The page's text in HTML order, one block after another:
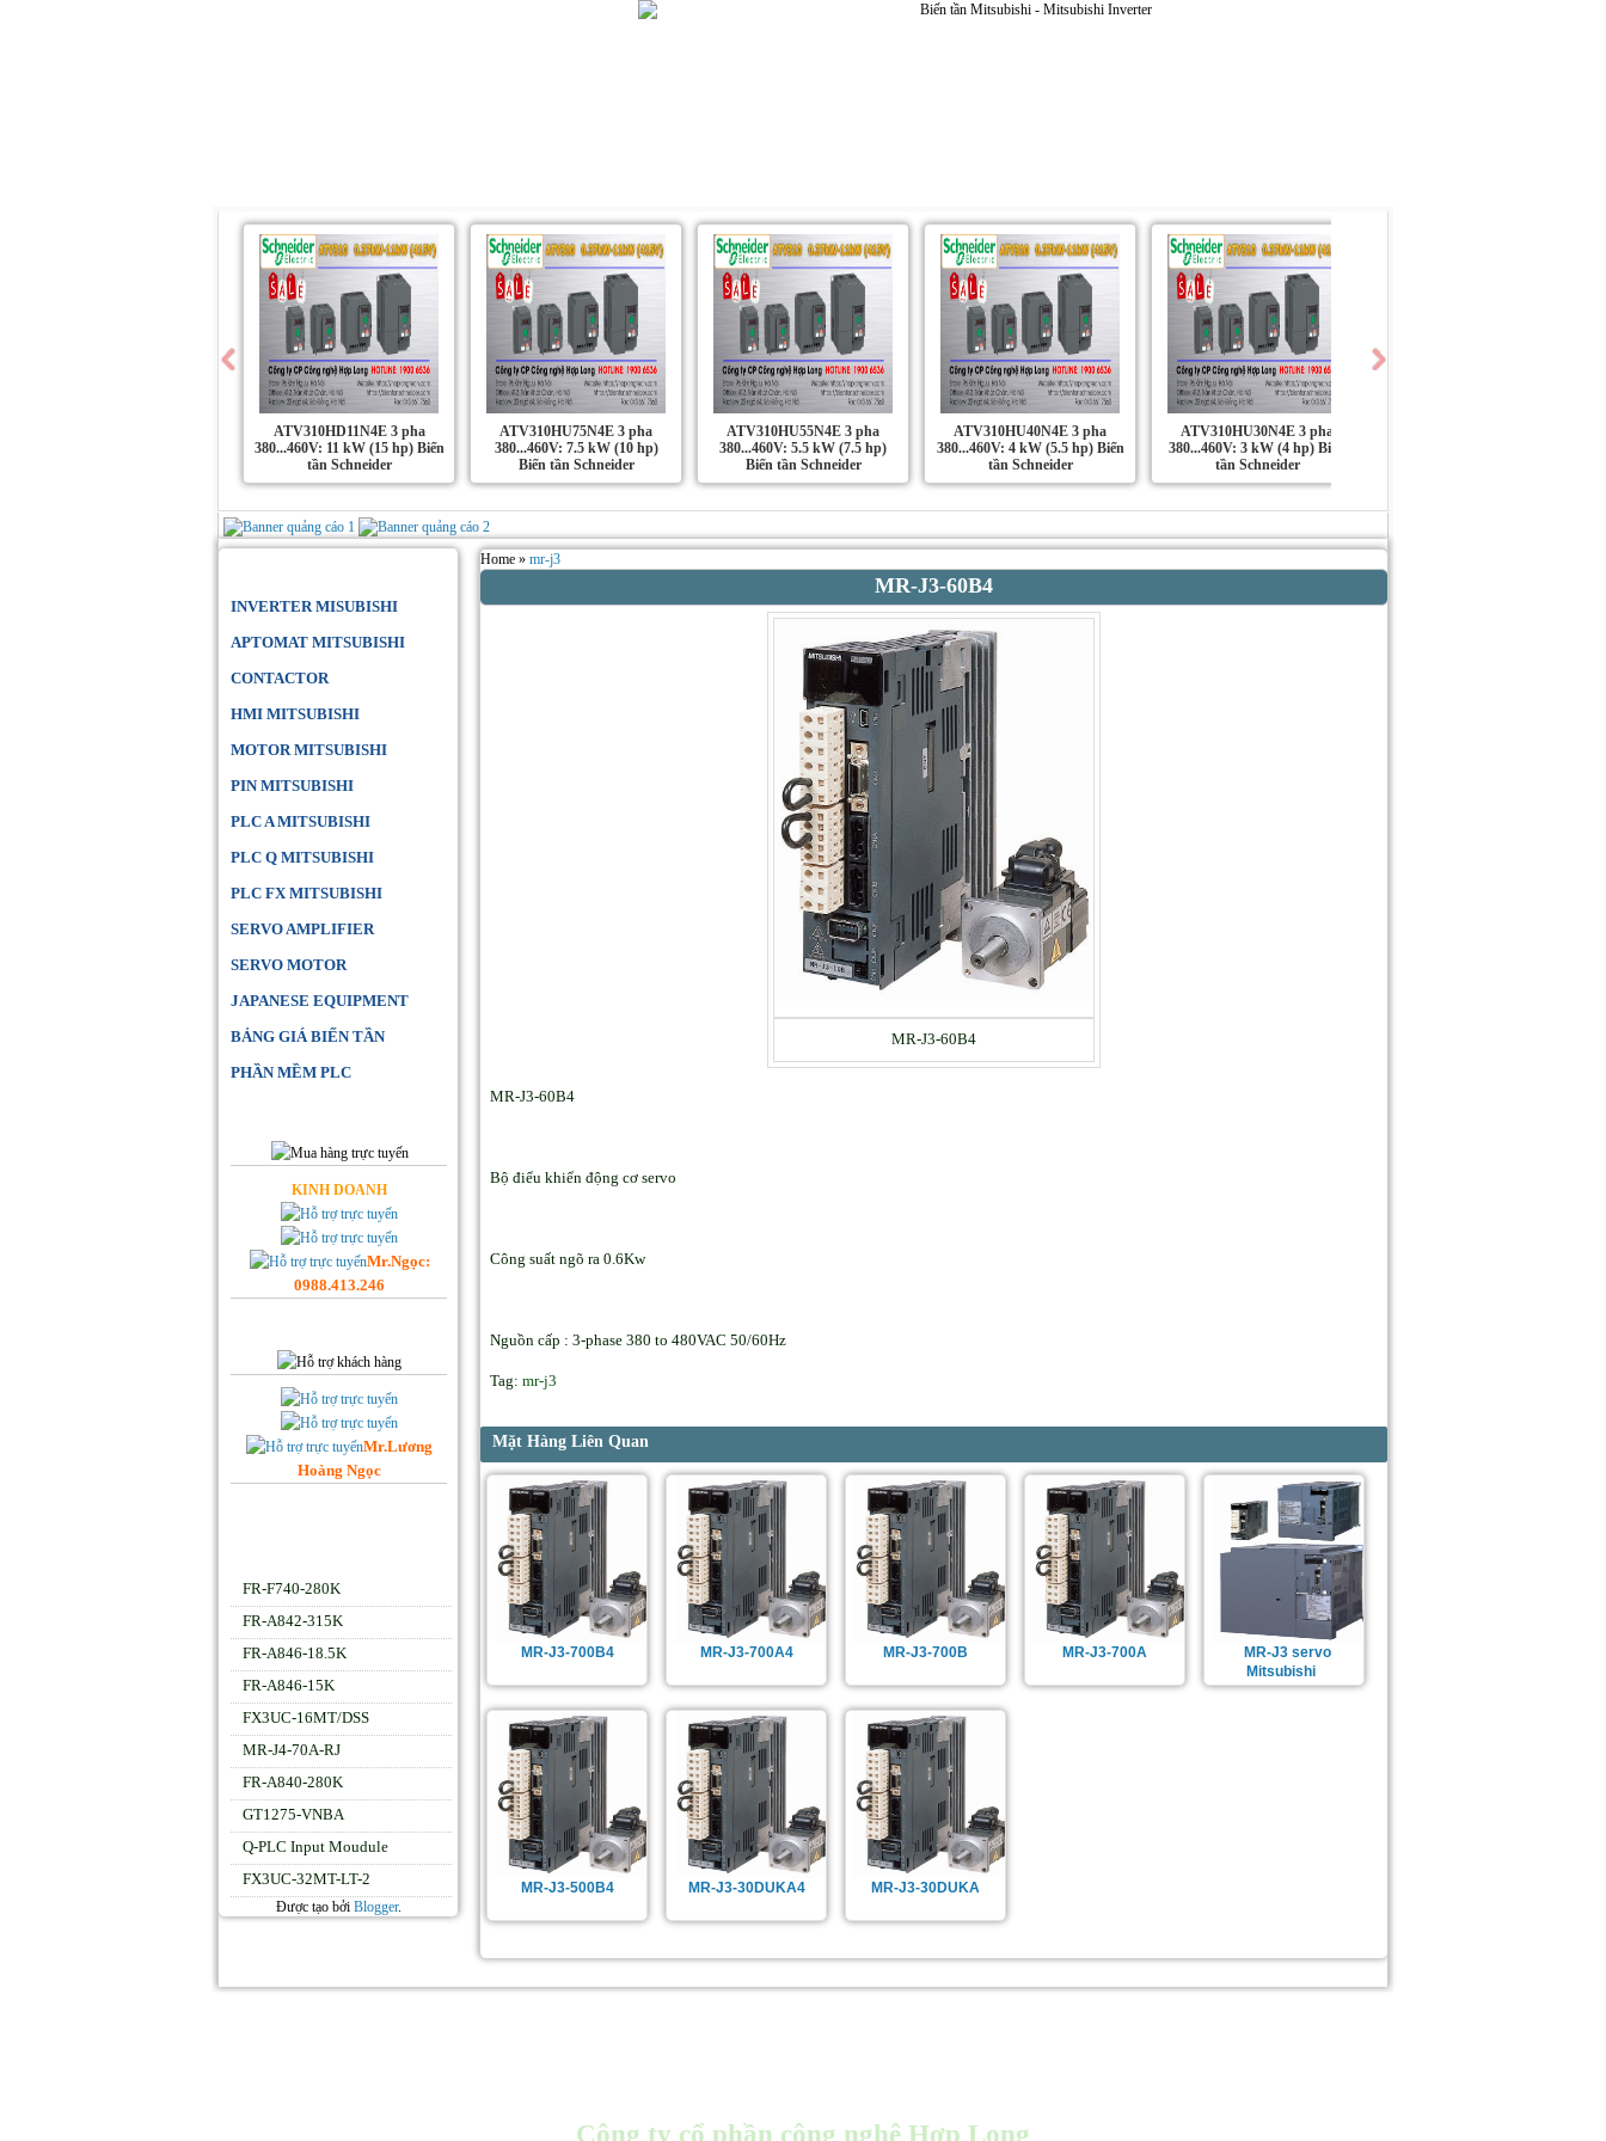
ATV310HD11N4E 3 pha
380...460V: 11 kW (15 hp) Biến
tần Schneider
ATV310HU75N4E 3 pha
380...460V: 7.5 kW (10 hp)
Biến tần Schneider
ATV310HU55N4E 3 pha
380...460V: 5.5 kW (7.5 hp)
Biến tần Schneider
ATV310HU40N4E 3 pha
380...460V: 4 kW (5.5 hp) Biến
tần Schneider
ATV310HU30N4E 3 pha
380...460V: 3 kW (4 hp) Biến
tần Schneider
Home » mr-j3
MR-J3-60B4
MR-J3-60B4
MR-J3-60B4
Bộ điểu khiển động cơ servo
Công suất ngõ ra 0.6Kw
Nguồn cấp : 3-phase 380 to 480VAC 50/60Hz
Tag: mr-j3
Mặt Hàng Liên Quan
MR-J3-700B4 MR-J3-700A4 MR-J3-700B MR-J3-700A
MR-J3 servo
Mitsubishi
MR-J3-500B4 MR-J3-30DUKA4 MR-J3-30DUKA
INVERTER MISUBISHI
APTOMAT MITSUBISHI
CONTACTOR
HMI MITSUBISHI
MOTOR MITSUBISHI
PIN MITSUBISHI
PLC A MITSUBISHI
PLC Q MITSUBISHI
PLC FX MITSUBISHI
SERVO AMPLIFIER
SERVO MOTOR
JAPANESE EQUIPMENT
BẢNG GIÁ BIẾN TẦN
PHẦN MỀM PLC
KINH DOANH
Mr.Ngọc:
0988.413.246
Mr.Lương
Hoàng Ngọc
FR-F740-280K
FR-A842-315K
FR-A846-18.5K
FR-A846-15K
FX3UC-16MT/DSS
MR-J4-70A-RJ
FR-A840-280K
GT1275-VNBA
Q-PLC Input Moudule
FX3UC-32MT-LT-2
Được tạo bởi Blogger.
Công ty cổ phần công nghệ Hợp Long